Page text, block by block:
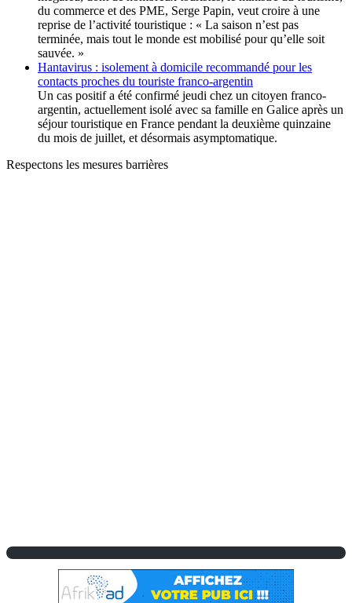
du commerce et des PME, Serge Papin, veut croire à une
reprise de l’activité touristique : « La saison n’est pas
terminée, mais tout le monde est mobilisé pour qu’elle soit
sauvée. »
Hantavirus : isolement à domicile recommandé pour les
contacts proches du touriste franco-argentin
Un cas positif a été confirmé jeudi chez un citoyen franco-
argentin, actuellement isolé avec sa famille en Galice après un
séjour touristique en France pendant la deuxième quinzaine
du mois de juillet, et désormais asymptomatique.
Respectons les mesures barrières